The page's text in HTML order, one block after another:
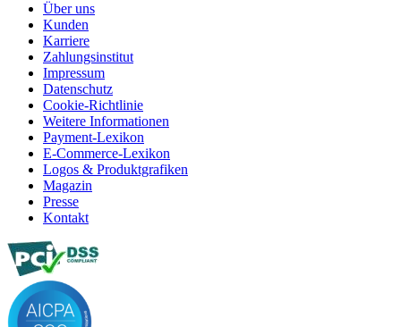
Über uns
Kunden
Karriere
Zahlungsinstitut
Impressum
Datenschutz
Cookie-Richtlinie
Weitere Informationen
Payment-Lexikon
E-Commerce-Lexikon
Logos & Produktgrafiken
Magazin
Presse
Kontakt